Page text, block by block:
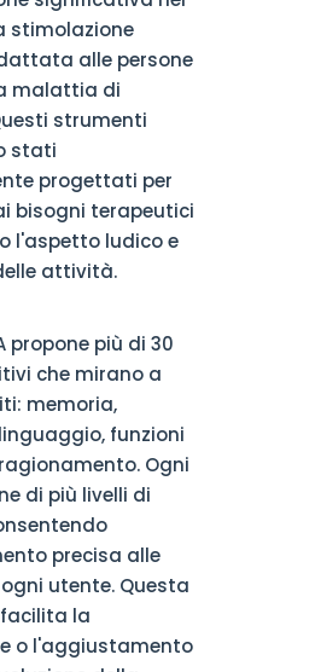
stimolazione
alle persone
malattia di
strumenti
stati
progettati per
bisogni terapeutici
l'aspetto ludico e
attività.
propone più di 30
che mirano a
memoria,
funzioni
Ogni
di più livelli di
precisa alle
utente. Questa
la
o l'aggiustamento